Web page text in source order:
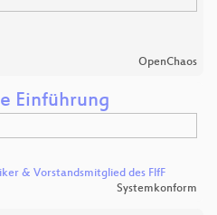
OpenChaos
Einführung
& Vorstandsmitglied des FlfF
Systemkonform